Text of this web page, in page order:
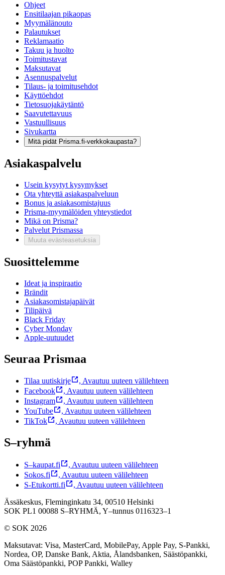
Ohjeet
Ensitilaajan pikaopas
Myymälänouto
Palautukset
Reklamaatio
Takuu ja huolto
Toimitustavat
Maksutavat
Asennuspalvelut
Tilaus- ja toimitusehdot
Käyttöehdot
Tietosuojakäytäntö
Saavutettavuus
Vastuullisuus
Sivukartta
Mitä pidät Prisma.fi-verkkokaupasta?
Asiakaspalvelu
Usein kysytyt kysymykset
Ota yhteyttä asiakaspalveluun
Bonus ja asiakasomistajuus
Prisma-myymälöiden yhteystiedot
Mikä on Prisma?
Palvelut Prismassa
Muuta evästeasetuksia
Suosittelemme
Ideat ja inspiraatio
Brändit
Asiakasomistajapäivät
Tilipäivä
Black Friday
Cyber Monday
Apple-uutuudet
Seuraa Prismaa
Tilaa uutiskirje , Avautuu uuteen välilehteen
Facebook
, Avautuu uuteen välilehteen
Instagram
, Avautuu uuteen välilehteen
YouTube
, Avautuu uuteen välilehteen
TikTok
, Avautuu uuteen välilehteen
S–ryhmä
S–kaupat.fi , Avautuu uuteen välilehteen
Sokos.fi
, Avautuu uuteen välilehteen
S-Etukortti.fi
, Avautuu uuteen välilehteen
Ässäkeskus, Fleminginkatu 34, 00510 Helsinki
SOK PL1 00088 S–RYHMÄ, Y–tunnus 0116323–1
© SOK 2026
Maksutavat: Visa, MasterCard, MobilePay, Apple Pay, S-Pankki,
Nordea, OP, Danske Bank, Aktia, Ålandsbanken, Säästöpankki,
Oma Säästöpankki, POP Pankki, Walley